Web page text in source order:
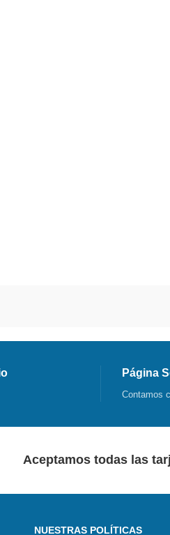
Página
Contamos
Aceptamos todas las
NUESTRAS POLÍTICAS